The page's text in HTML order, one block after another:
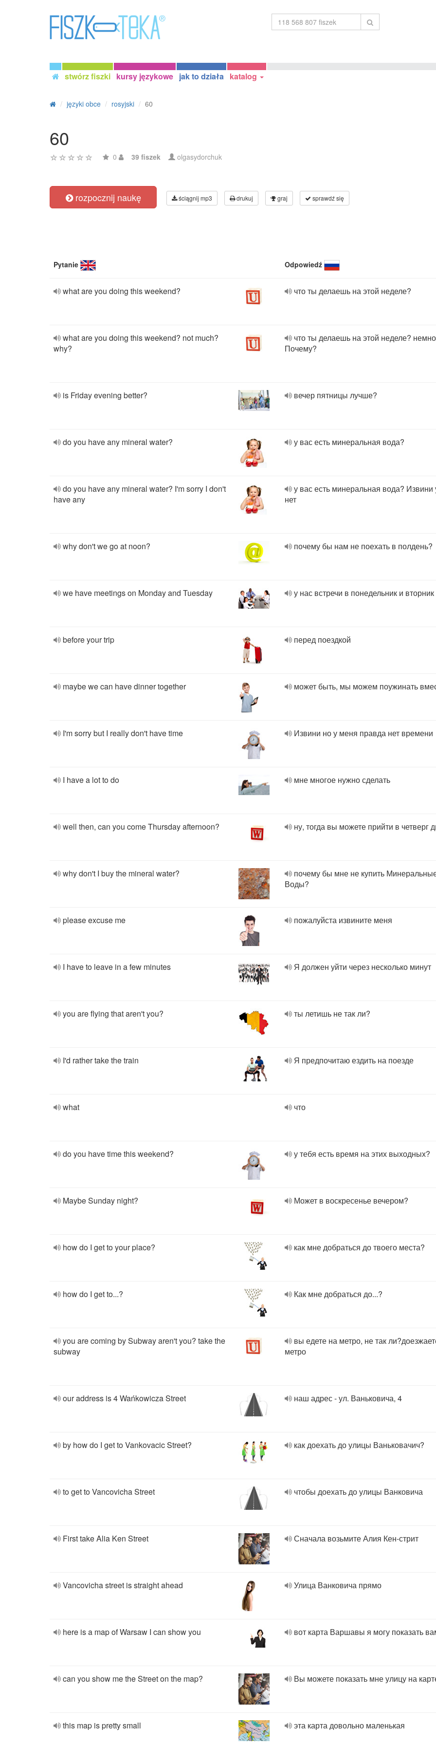
stwórz fiszki kursy językowe jak to działa katalog
języki obce rosyjski 60
60
0 39 fiszek olgasydorchuk
rozpocznij naukę ściągnij mp3 drukuj graj sprawdź się
Pytanie Odpowiedź
what are you doing this weekend? что ты делаешь на этой неделе?
what are you doing this weekend? not much?
why?
что ты делаешь на этой неделе?
Почему?
is Friday evening better? вечер пятницы лучше?
do you have any mineral water? у вас есть минеральная вода?
do you have any mineral water? I'm sorry I don't
have any
у вас есть минеральная вода? Извини
нет
why don't we go at noon? почему бы нам не поехать в полдень?
we have meetings on Monday and Tuesday у нас встречи в понедельник и вторник
before your trip перед поездкой
maybe we can have dinner together может быть, мы можем поужинать
I'm sorry but I really don't have time Извини но у меня правда нет времени
I have a lot to do мне многое нужно сделать
well then, can you come Thursday afternoon? ну, тогда вы можете прийти в четверг
why don't I buy the mineral water?
почему бы мне не купить
Воды?
please excuse me пожалуйста извините меня
I have to leave in a few minutes Я должен уйти через несколько минут
you are flying that aren't you? ты летишь не так ли?
I'd rather take the train Я предпочитаю ездить на поезде
what что
do you have time this weekend? у тебя есть время на этих выходных?
Maybe Sunday night? Может в воскресенье вечером?
how do I get to your place? как мне добраться до твоего места?
how do I get to...? Как мне добраться до...?
you are coming by Subway aren't you? take the
subway
вы едете на метро, не так
метро
our address is 4 Wańkowicza Street наш адрес - ул. Ваньковича, 4
by how do I get to Vankovacic Street? как доехать до улицы Ваньковачич?
to get to Vancovicha Street чтобы доехать до улицы Ванковича
First take Alia Ken Street Сначала возьмите Алия Кен-стрит
Vancovicha street is straight ahead Улица Ванковича прямо
here is a map of Warsaw I can show you вот карта Варшавы я могу показать
can you show me the Street on the map? Вы можете показать мне улицу на
this map is pretty small эта карта довольно маленькая